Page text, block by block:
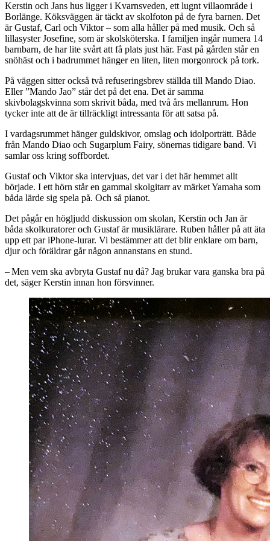
Kerstin och Jans hus ligger i Kvarnsveden, ett lugnt villaområde i
Borlänge. Köksväggen är täckt av skolfoton på de fyra barnen. Det
är Gustaf, Carl och Viktor – som alla håller på med musik. Och så
lillasyster Josefine, som är skolsköterska. I familjen ingår numera 14
barnbarn, de har lite svårt att få plats just här. Fast på gården står en
snöhäst och i badrummet hänger en liten, liten morgonrock på tork.
På väggen sitter också två refuseringsbrev ställda till Mando Diao.
Eller ”Mando Jao” står det på det ena. Det är samma
skivbolagskvinna som skrivit båda, med två års mellanrum. Hon
tycker inte att de är tillräckligt intressanta för att satsa på.
I vardagsrummet hänger guldskivor, omslag och idolporträtt. Både
från Mando Diao och Sugarplum Fairy, sönernas tidigare band. Vi
samlar oss kring soffbordet.
Gustaf och Viktor ska intervjuas, det var i det här hemmet allt
började. I ett hörn står en gammal skolgitarr av märket Yamaha som
båda lärde sig spela på. Och så pianot.
Det pågår en högljudd diskussion om skolan, Kerstin och Jan är
båda skolkuratorer och Gustaf är musiklärare. Ruben håller på att äta
upp ett par iPhone-lurar. Vi bestämmer att det blir enklare om barn,
djur och föräldrar går någon annanstans en stund.
– Men vem ska avbryta Gustaf nu då? Jag brukar vara ganska bra på
det, säger Kerstin innan hon försvinner.